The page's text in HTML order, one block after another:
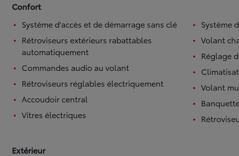
Confort
Système d'accès et de démarrage sans clé
Rétroviseurs extérieurs rabattables
automatiquement
Commandes audio au volant
Rétroviseurs réglables électriquement
Accoudoir central
Vitres électriques
Système
Volant
Réglage
Volant
Extérieur